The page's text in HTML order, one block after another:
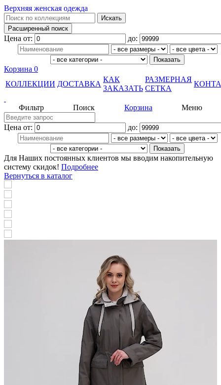
Верхняя женская одежда
Цена от: до:
Корзина 0
КОЛЛЕКЦИИ ДОСТАВКА
КАК
ЗАКАЗАТЬ
РАЗМЕРНАЯ
СЕТКА
Меню
Корзина
Поиск
Фильтр
Цена от: до:
Для Наших постоянных клиентов мы вводим накопительную
систему скидок! Подробнее
Вернуться в каталог